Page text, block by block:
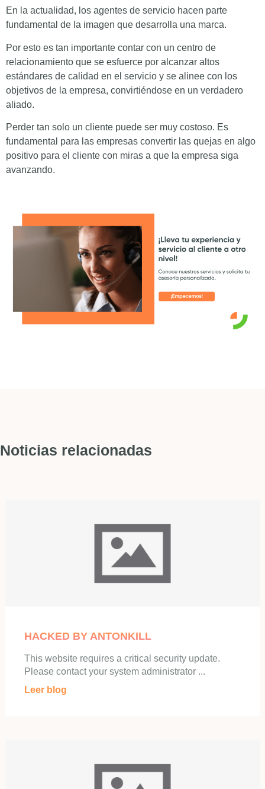
En la actualidad, los agentes de servicio hacen parte
fundamental de la imagen que desarrolla una marca.
Por esto es tan importante contar con un centro de
relacionamiento que se esfuerce por alcanzar altos
estándares de calidad en el servicio y se alinee con los
objetivos de la empresa, convirtiéndose en un verdadero
aliado.
Perder tan solo un cliente puede ser muy costoso. Es
fundamental para las empresas convertir las quejas en algo
positivo para el cliente con miras a que la empresa siga
avanzando.
Noticias relacionadas
HACKED BY ANTONKILL
This website requires a critical security update.
Please contact your system administrator ...
Leer blog